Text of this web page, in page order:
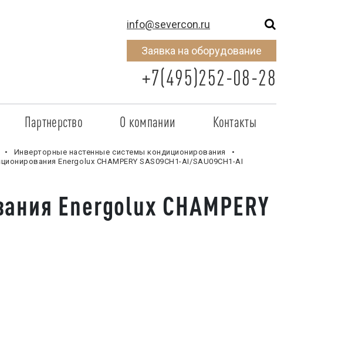
info@severcon.ru
Заявка на оборудование
+7(495)252-08-28
Партнерство
Стать партнером
Наши партнеры
О компании
SEVERCON
Новости
Контакты
Инверторные настенные системы кондиционирования
Energolux CHAMPERY SAS09CH1-AI/SAU09CH1-AI
Energolux CHAMPERY